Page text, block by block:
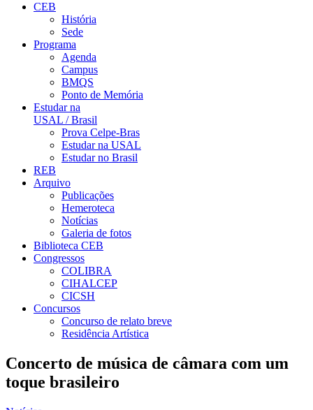
CEB
História
Sede
Programa
Agenda
Campus
BMQS
Ponto de Memória
Estudar na
USAL / Brasil
Prova Celpe-Bras
Estudar na USAL
Estudar no Brasil
REB
Arquivo
Publicações
Hemeroteca
Notícias
Galeria de fotos
Biblioteca CEB
Congressos
COLIBRA
CIHALCEP
CICSH
Concursos
Concurso de relato breve
Residência Artística
Concerto de música de câmara com um
toque brasileiro